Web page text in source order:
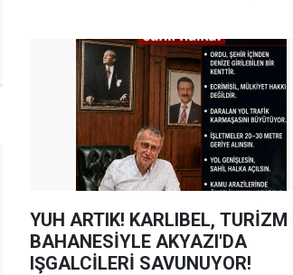
YUH ARTIK! KARLIBEL, TURİZM
BAHANESİYLE AKYAZI'DA
IŞGALCİLERİ SAVUNUYOR!